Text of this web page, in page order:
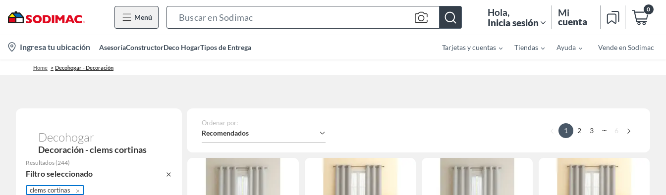
Menú
Bar
Hola,
Inicia sesión
Mi
cuenta
0
location-
icon
Ingresa tu ubicación AsesoríaConstructorDeco HogarTipos de Entrega Tarjetas y cuentas Tiendas Ayuda Vende en Sodimac
Home Decohogar - Decoración
Decohogar
Decoración - clems cortinas
Resultados (244)
Filtro seleccionado
clems cortinas
Ordenar por:
Recomendados 1 2 3 ... 6